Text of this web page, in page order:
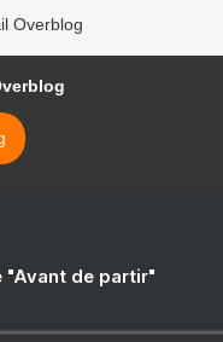
Overblog
"Avant de partir"